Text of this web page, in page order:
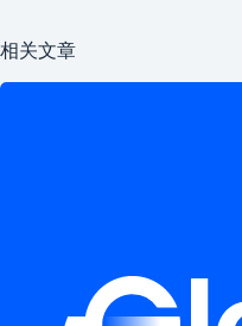
相关文章